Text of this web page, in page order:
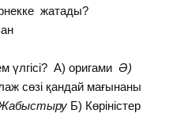
жатады?
А) оригами Ә)
қандай мағынаны
Б) Көріністер